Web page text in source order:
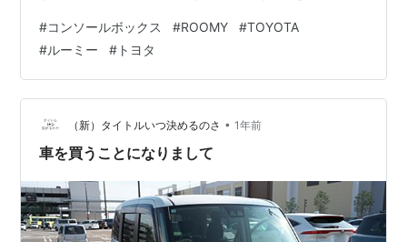
やはりこのスペースには小物入れが欲しいという方も多
いらしく、純正オプションでも収納BOX 付きアームレス
トが用意されていますが、わりといいお値段です。ちょ
っと調べればたくさん社外品が発売されていたので、後
部座席でもスマホの充電が出来るものを買って取り付け
てみることにしました。 リンク 届いてびっ…
#コンソールボックス #ROOMY #TOYOTA
#ルーミー # トヨタ
（新）タイトルいつ決めるのさ • 1年前
車を買うことになりまして